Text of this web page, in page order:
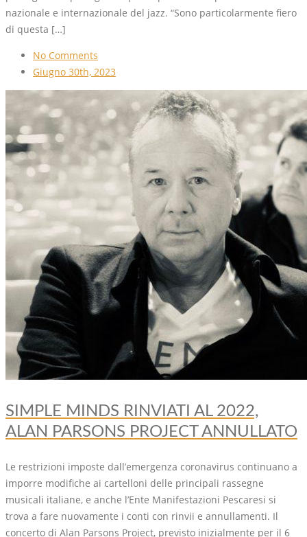
nazionale e internazionale del jazz. “Sono particolarmente fiero
di questa […]
No Comments
Giugno 30th, 2023
SIMPLE MINDS RINVIATI AL 2022,
ALAN PARSONS PROJECT ANNULLATO
Le restrizioni imposte dall’emergenza coronavirus continuano a
imporre modifiche ai cartelloni delle principali rassegne
musicali italiane, e anche l’Ente Manifestazioni Pescaresi si
trova a fare nuovamente i conti con rinvii e annullamenti. Il
concerto di Alan Parsons Project, previsto inizialmente per il 6